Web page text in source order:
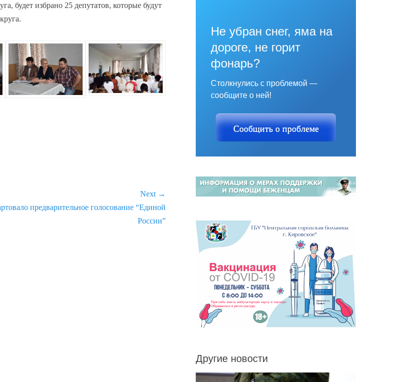
будет избрано 25 депутатов, которые будут
Next →
предварительное голосование “Единой
России”
Не убран снег, яма на
дороге, не горит
фонарь?
Столкнулись с проблемой —
сообщите о ней!
Сообщить о проблеме
Другие новости